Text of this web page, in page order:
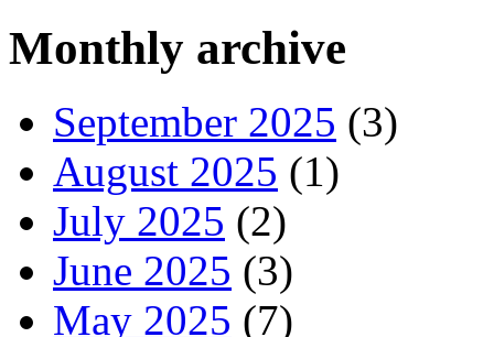
Monthly archive
September 2025 (3)
August 2025 (1)
July 2025 (2)
June 2025 (3)
May 2025 (7)